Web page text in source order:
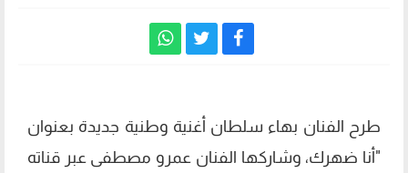
طرح الفنان بهاء سلطان أغنية وطنية جديدة بعنوان
"أنا ضهرك، وشاركها الفنان عمرو مصطفى عبر قناته